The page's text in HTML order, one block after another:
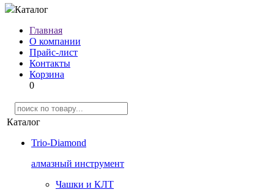
Каталог
Главная
О компании
Прайс-лист
Контакты
Корзина
0
Каталог
Trio-Diamond
алмазный инструмент
Чашки и КЛТ